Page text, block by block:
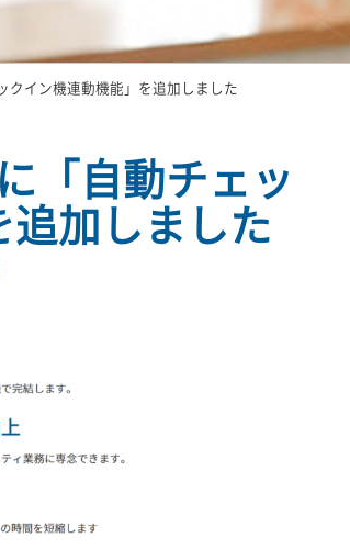
クイン機連動機能」を追加しました
「自動チェッ
加しました